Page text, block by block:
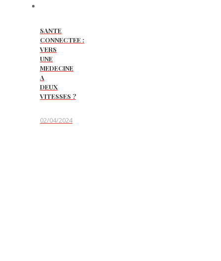
SANTE
CONNECTEE :
VERS
UNE
MEDECINE
A
DEUX
VITESSES ?
02/04/2024